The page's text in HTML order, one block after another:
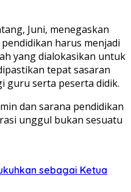
Juni, menegaskan
harus menjadi
yang dialokasikan untuk
tepat sasaran
guru serta peserta didik.
dan sarana pendidikan
unggul bukan sesuatu
sebagai Ketua